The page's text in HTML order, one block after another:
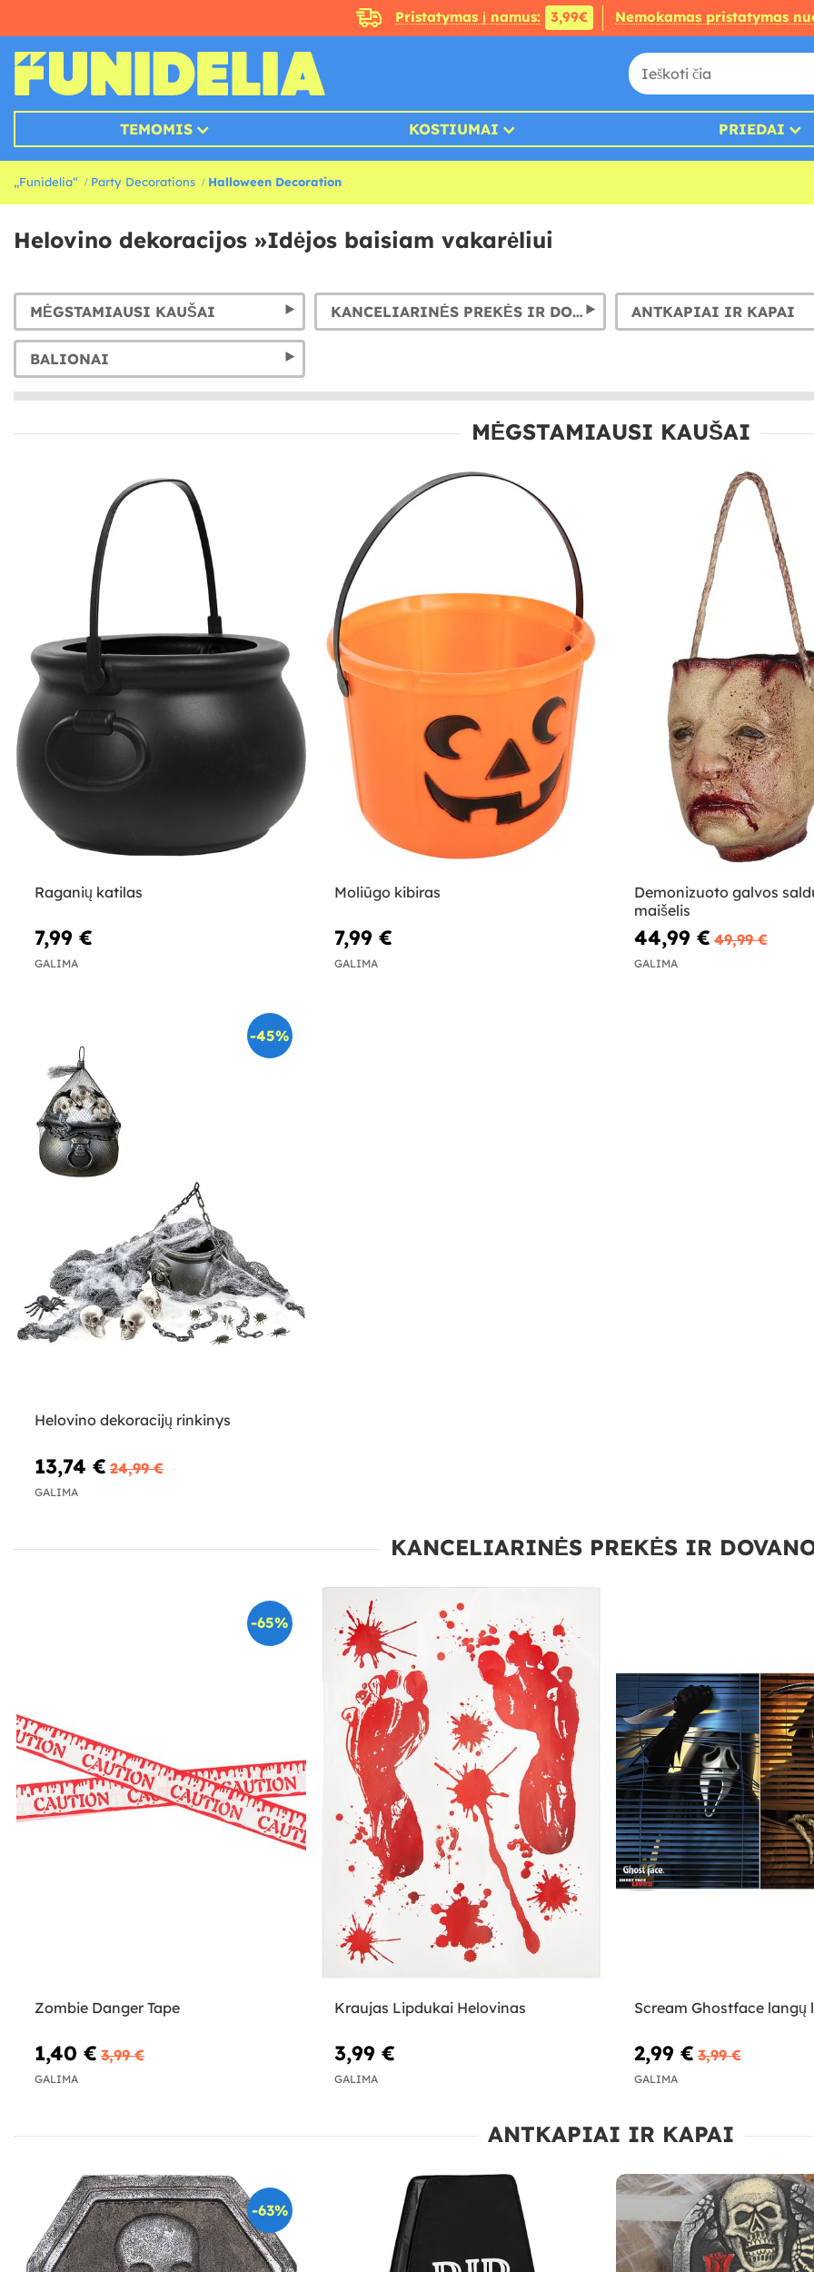
Pristatymas į namus: 3,99€ Nemokamas pristatymas
TEMOMIS KOSTIUMAI PRIEDAI
„Funidelia“ Party Decorations Halloween Decoration
Helovino dekoracijos »Idėjos baisiam vakarėliui
MĖGSTAMIAUSI KAUŠAI KANCELIARINĖS PREKĖS IR DOVANOS ANTKAPIAI IR KAPAI
BALIONAI
MĖGSTAMIAUSI KAUŠAI
Raganių katilas
7,99 €
GALIMA
Moliūgo kibiras
7,99 €
GALIMA
Demonizuoto galvos
maišelis
44,99 € 49,99 €
GALIMA
-45%
Helovino dekoracijų rinkinys
13,74 € 24,99 €
GALIMA
KANCELIARINĖS PREKĖS IR
-65%
Zombie Danger Tape
1,40 € 3,99 €
GALIMA
Kraujas Lipdukai Helovinas
3,99 €
GALIMA
Scream Ghostface langų
2,99 € 3,99 €
GALIMA
ANTKAPIAI IR KAPAI
-63%